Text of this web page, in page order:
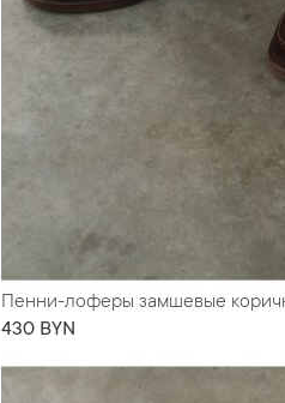
Пенни-лоферы замшевые
430 BYN